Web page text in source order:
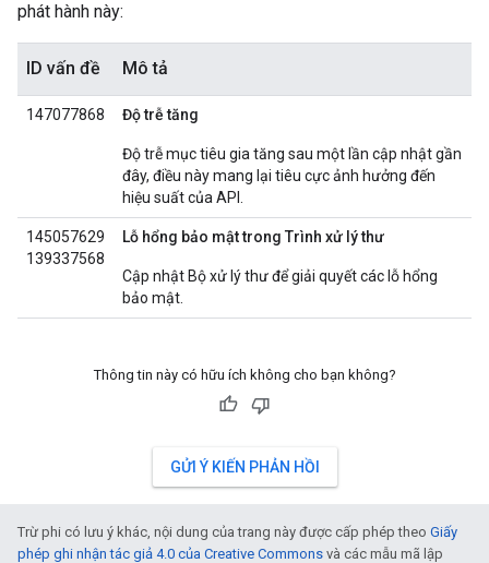
phát hành này:
ID vấn đề Mô tả
147077868 Độ trễ tăng
Độ trễ mục tiêu gia tăng sau một lần cập nhật gần
đây, điều này mang lại tiêu cực ảnh hưởng đến
hiệu suất của API.
145057629
139337568
Lỗ hổng bảo mật trong Trình xử lý thư
Cập nhật Bộ xử lý thư để giải quyết các lỗ hổng
bảo mật.
Thông tin này có hữu ích không cho bạn không?
GỬI Ý KIẾN PHẢN HỒI
Trừ phi có lưu ý khác, nội dung của trang này được cấp phép theo Giấy
phép ghi nhận tác giả 4.0 của Creative Commons và các mẫu mã lập